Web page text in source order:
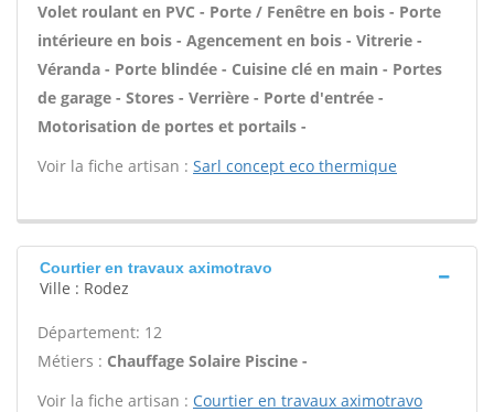
Volet roulant en PVC - Porte / Fenêtre en bois - Porte
intérieure en bois - Agencement en bois - Vitrerie -
Véranda - Porte blindée - Cuisine clé en main - Portes
de garage - Stores - Verrière - Porte d'entrée -
Motorisation de portes et portails -
Voir la fiche artisan : Sarl concept eco thermique
Courtier en travaux aximotravo
Ville : Rodez
Département: 12
Métiers : Chauffage Solaire Piscine -
Voir la fiche artisan : Courtier en travaux aximotravo